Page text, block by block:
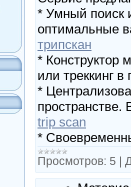
* Умный поиск
оптимальные
трипскан
* Конструктор
или треккинг
*
пространстве.
trip scan
*
Просмотров: 5 |